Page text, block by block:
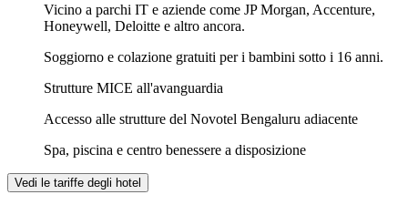
Vicino a parchi IT e aziende come JP Morgan, Accenture,
Honeywell, Deloitte e altro ancora.
Soggiorno e colazione gratuiti per i bambini sotto i 16 anni.
Strutture MICE all'avanguardia
Accesso alle strutture del Novotel Bengaluru adiacente
Spa, piscina e centro benessere a disposizione
Vedi le tariffe degli hotel